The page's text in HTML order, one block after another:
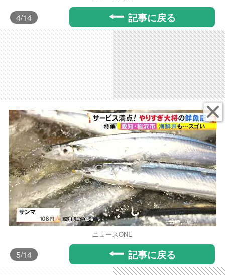
4/14 記事に戻る
ニュースONE
5/14 記事に戻る